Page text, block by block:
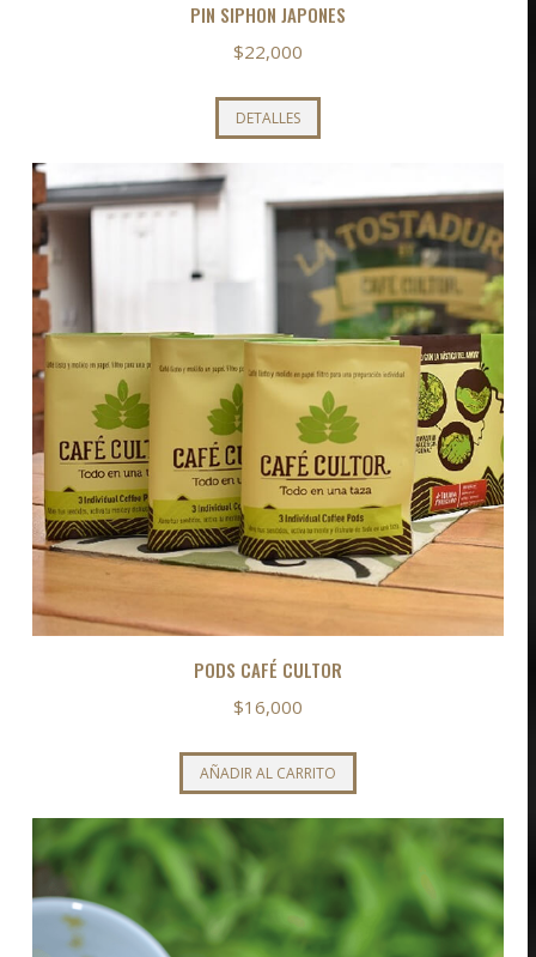
PIN SIPHON JAPONES
$22,000
DETALLES
PODS CAFÉ CULTOR
$16,000
AÑADIR AL CARRITO